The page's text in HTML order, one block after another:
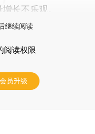
长不乐观。
继续阅读
阅读权限
员升级